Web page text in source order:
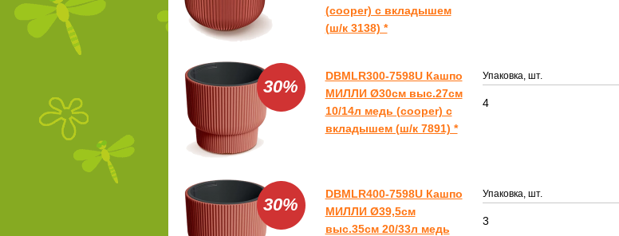
(cooper) с вкладышем
(ш/к 3138) *
30%
DBMLR300-7598U Кашпо
МИЛЛИ Ø30см выс.27см
10/14л медь (cooper) с
вкладышем (ш/к 7891) *
Упаковка, шт.
4
30%
DBMLR400-7598U Кашпо
МИЛЛИ Ø39,5см
выс.35см 20/33л медь
Упаковка, шт.
3